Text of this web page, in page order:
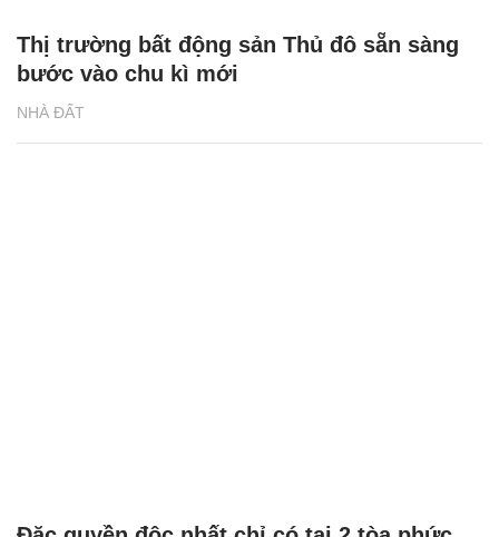
NHÀ ĐẤT
Thị trường bất động sản Thủ đô sẵn sàng
bước vào chu kì mới